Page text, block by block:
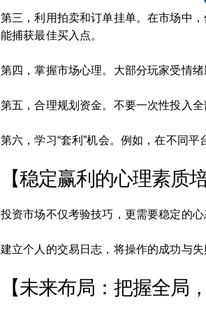
第三，利用拍卖和订单挂单。在市场中
能捕获最佳买入点。
第四，掌握市场心理。大部分玩家受情
第五，合理规划资金。不要一次性投入
第六，学习“套利”机会。例如，在不同
【稳定赢利的心理素质培
投资市场不仅考验技巧，更需要稳定的
建立个人的交易日志，将操作的成功与
【未来布局：把握全局